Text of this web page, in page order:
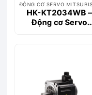
ĐỘNG CƠ SERVO
HK-KT2034WB –
Động cơ Servo